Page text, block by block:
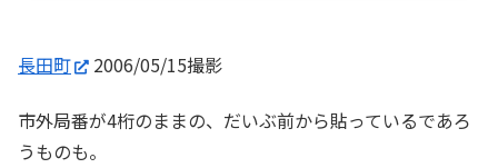
長田町 2006/05/15撮影
市外局番が4桁のままの、だいぶ前から貼っているであろ
うものも。